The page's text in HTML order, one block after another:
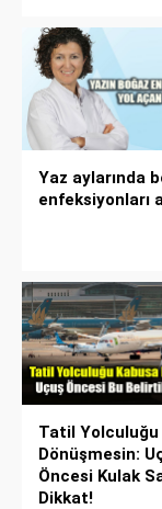
Yaz aylarında
enfeksiyonları
Tatil Yolculuğu
Dönüşmesin:
Öncesi Kulak
Dikkat!